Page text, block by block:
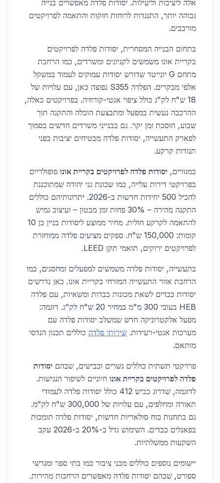
אלה ליציבות וליעילות. יסודות פלדה מאפשרים בנייה
גבוהה יותר, התנגדות לרוחות חזקות והתאמה לפרויקטים
מורכבים.
בתחום הבנייה המסחרית, יסודות פלדה לפרויקטים
בקריית אונו משמשים לקניונים ומשרדים, כמו הרחבת
מתחם G יונייטד שדורש יסודות עמוקים לעמוד במשקל
אלפי מבקרים. הפלדה S355 נפוצה כאן, עם עלויות של
18 ש"ח לק"ג כולל ציפוי אנטי-קורוזיה. בפרויקטים כאלה,
ההרכבה נעשית במפעל ומתבצעת הובלה והתקנה תוך
שבוע, חוסכת זמן יקר. גם בבנייני משרדים חדשים בסמוך
לפארק התעשייה, יסודות פלדה מבטיחים יציבות בפני
תנודות קרקע.
במגורים, יסודות פלדה לפרויקטים בקריית אונו פופולריים
בפרויקטי דירות עלייה, כמו שכונת גני יהודה שמתוכננת
להכיל 500 יחידות חדשות ב-2026. יתרונותיהם כוללים
התקנה מהירה – 30% פחות זמן מבטון – ועיצוב גמיש
להתאמה לקרקע חולית. מחיר ממוצע ליסודות בניין בן 10
קומות: 150,000 ש"ח. ספקים מציעים פלדה ממוחזרת
לפרויקטים ירוקים, תואמי תקן LEED.
בתעשייה, יסודות פלדה משמשים למפעלים ומחסנים, כמו
הרחבת אזור התעשייה המזרחי בקריית אונו. כאן נדרשים
יסודות כבדים לשאת מכונות כבדות ומשאיות, עם פלדה
HEB בעובי 300 מ"מ במחיר 20 ש"ח לק"ג. דוגמה:
מפעל אלקטרוניקה חדש שמשלב יסודות פלדה עם
מערכות אנטי-רעידות. שירותי פלדה כוללים תכנון הנדסי
מותאם.
פרויקטי תשתית כוללים גשרים וכבישים, שבהם יסודות
פלדה לפרויקטים בקריית אונו חיוניים לשיפור הנגישות.
לדוגמה, שדרוג כביש 412 כולל יסודות פלדה לעמודי
תאורה ומחלפים, עם עלויות של 300,000 ש"ח לק"מ.
גם בתחנות כוח סולאריות חדשות, יסודות פלדה תומכות
בפאנלים כבדים. השימוש גדל ב-20% ב-2026 עקב
השקעות ממשלתיות.
יישומים נוספים כוללים מבני ציבור כמו בתי ספר ומגרשי
ספורט, שבהם יסודות פלדה מאפשרים הרחבות מהירות.